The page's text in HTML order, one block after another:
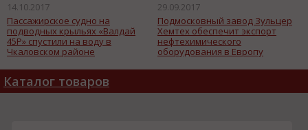
14.10.2017
Пассажирское судно на
подводных крыльях «Валдай
45Р» спустили на воду в
Чкаловском районе
29.09.2017
Подмосковный завод Зульцер
Хемтех обеспечит экспорт
нефтехимического
оборудования в Европу
Каталог товаров